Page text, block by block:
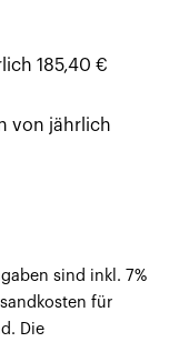
185,40 €
von jährlich
sind inkl. 7%
für
Die